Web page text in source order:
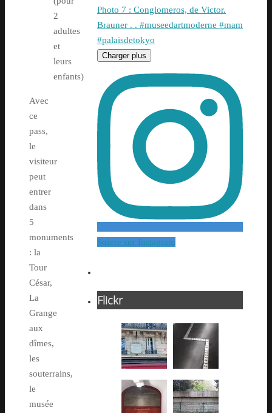
2
adultes
et
leurs
enfants)
Avec
ce
pass,
le
visiteur
peut
entrer
dans
5
monuments
: la
Tour
César,
La
Grange
aux
dîmes,
les
souterrains,
le
musée
Charger plus
Suivre sur Instagram
Flickr